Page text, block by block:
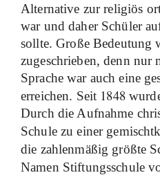
Alternative zur religiös
war und daher Schüler
sollte. Große Bedeutung
zugeschrieben, denn nur
Sprache war auch eine
erreichen. Seit 1848
Durch die Aufnahme
Schule zu einer
die zahlenmäßig größte
Namen Stiftungsschule